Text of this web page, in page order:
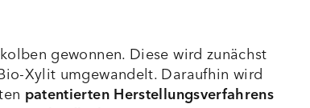
gewonnen. Diese wird zunächst
Xylit umgewandelt. Daraufhin wird
patentierten Herstellungsverfahrens